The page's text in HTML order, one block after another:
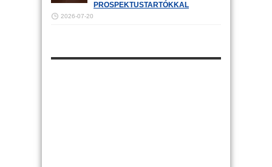
PROSPEKTUSTARTÓKKAL
2026-07-20